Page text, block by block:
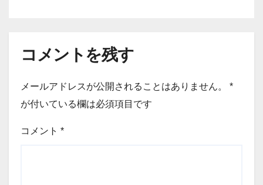
コメントを残す
メールアドレスが公開されることはありません。
*
が付いている欄は必須項目です
コメント *